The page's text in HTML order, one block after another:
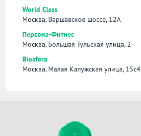
World Class
Москва, Варшавское шоссе, 12А
Персона-Фитнес
Москва, Большая Тульская улица, 2
Biosfera
Москва, Малая Калужская улица, 15с4